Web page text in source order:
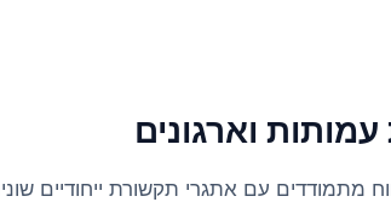
וארגונים
מתמודדים עם אתגרי תקשורת ייחודיים